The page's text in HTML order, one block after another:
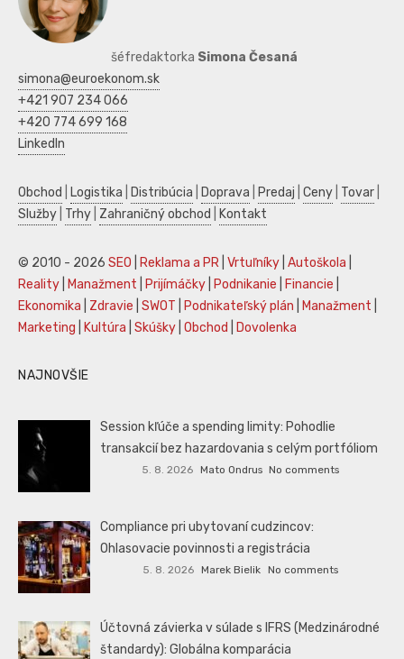
šéfredaktorka Simona Česaná
simona@euroekonom.sk
+421 907 234 066
+420 774 699 168
LinkedIn
Obchod Logistika Distribúcia Doprava Predaj Ceny Tovar
Služby Trhy Zahraničný obchod Kontakt
© 2010 - 2026 SEO Reklama a PR Vrtuľníky Autoškola
Reality
Manažment Prijímáčky Podnikanie Financie
Ekonomika
Zdravie SWOT Podnikateľský plán Manažment
Marketing
Kultúra Skúšky Obchod Dovolenka
NAJNOVŠIE
Session kľúče a spending limity: Pohodlie
transakcií bez hazardovania s celým portfóliom
5. 8. 2026 Mato Ondrus No comments
Compliance pri ubytovaní cudzincov:
Ohlasovacie povinnosti a registrácia
5. 8. 2026 Marek Bielik No comments
Účtovná závierka v súlade s IFRS (Medzinárodné
štandardy): Globálna komparácia